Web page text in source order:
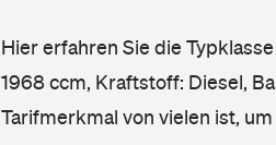
Hier erfahren Sie die
1968 ccm, Kraftstoff: Diesel,
Tarifmerkmal von vielen ist,